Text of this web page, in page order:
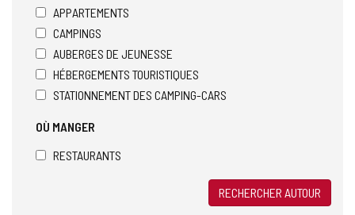
APPARTEMENTS
CAMPINGS
AUBERGES DE JEUNESSE
HÉBERGEMENTS TOURISTIQUES
STATIONNEMENT DES CAMPING-CARS
OÙ MANGER
RESTAURANTS
RECHERCHER AUTOUR